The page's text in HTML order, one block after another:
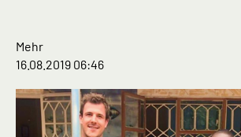
Mehr
16.08.2019 06:46